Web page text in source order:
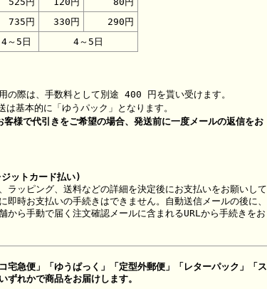
735円 330円
290円
4～5日 4～5日
の際は、手数料として別途 400 円を貰い受けます。
基本的に「ゆうパック」となります。
様で代引きをご希望の場合、 発送前に一度メールの返信をお
ットカード払い)
ラッピング、送料などの詳細を決定後にお支払いをお願いして
即時お支払いの手続きはできません。自動送信メールの後に、
から手動で届く注文確認メールに含まれるURLから手続きをお
宅急便」「ゆうぱっく」「定型外郵便」「レターパック」「ス
ずれかで商品をお届けします。